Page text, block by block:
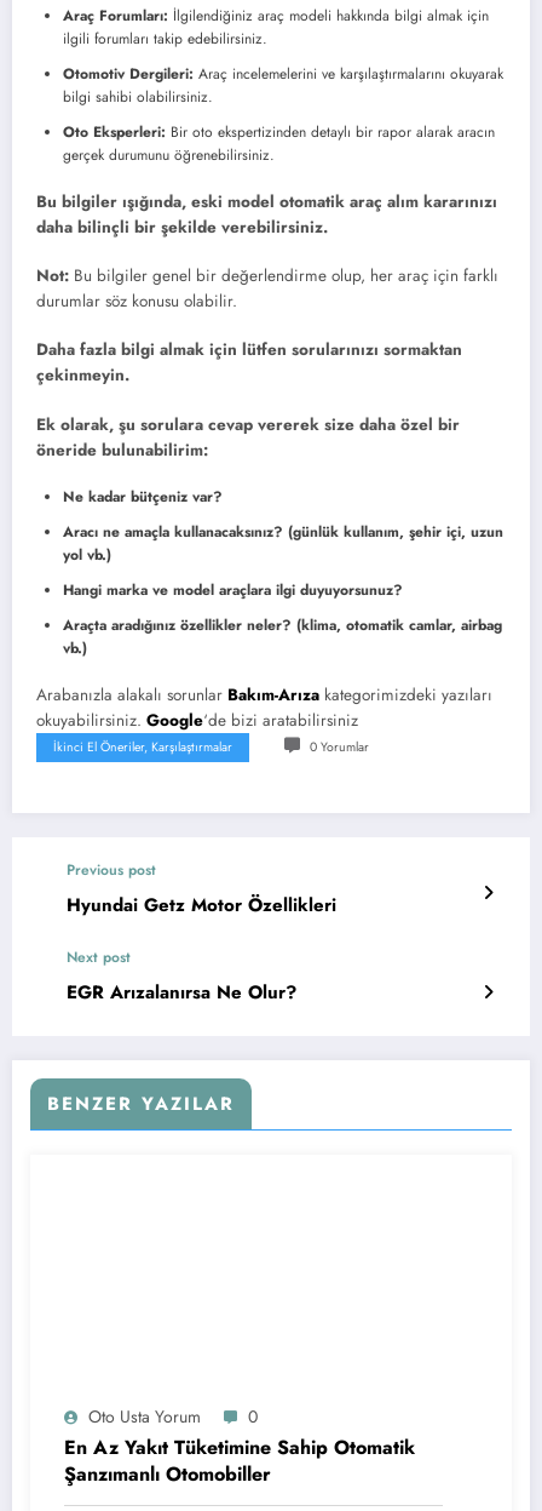
Araç Forumları: İlgilendiğiniz araç modeli hakkında bilgi almak için
ilgili forumları takip edebilirsiniz.
Otomotiv Dergileri: Araç incelemelerini ve karşılaştırmalarını okuyarak
bilgi sahibi olabilirsiniz.
Oto Eksperleri: Bir oto ekspertizinden detaylı bir rapor alarak aracın
gerçek durumunu öğrenebilirsiniz.
Bu bilgiler ışığında, eski model otomatik araç alım kararınızı
daha bilinçli bir şekilde verebilirsiniz.
Not: Bu bilgiler genel bir değerlendirme olup, her araç için farklı
durumlar söz konusu olabilir.
Daha fazla bilgi almak için lütfen sorularınızı sormaktan
çekinmeyin.
Ek olarak, şu sorulara cevap vererek size daha özel bir
öneride bulunabilirim:
Ne kadar bütçeniz var?
Aracı ne amaçla kullanacaksınız? (günlük kullanım, şehir içi, uzun
yol vb.)
Hangi marka ve model araçlara ilgi duyuyorsunuz?
Araçta aradığınız özellikler neler? (klima, otomatik camlar, airbag
vb.)
Arabanızla alakalı sorunlar Bakım-Arıza kategorimizdeki yazıları
okuyabilirsiniz. Google‘de bizi aratabilirsiniz
İkinci El Öneriler, Karşılaştırmalar 0 Yorumlar
Previous post
Hyundai Getz Motor Özellikleri
Next post
EGR Arızalanırsa Ne Olur?
BENZER YAZILAR
Oto Usta Yorum 0
En Az Yakıt Tüketimine Sahip Otomatik
Şanzımanlı Otomobiller